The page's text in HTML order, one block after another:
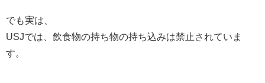
でも実は、
USJでは、飲食物の持ち物の持ち込みは禁止されていま
す。